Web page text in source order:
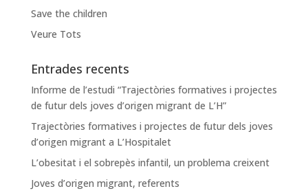
Save the children
Veure Tots
Entrades recents
Informe de l’estudi “Trajectòries formatives i projectes
de futur dels joves d’origen migrant de L’H”
Trajectòries formatives i projectes de futur dels joves
d’origen migrant a L’Hospitalet
L’obesitat i el sobrepès infantil, un problema creixent
Joves d’origen migrant, referents